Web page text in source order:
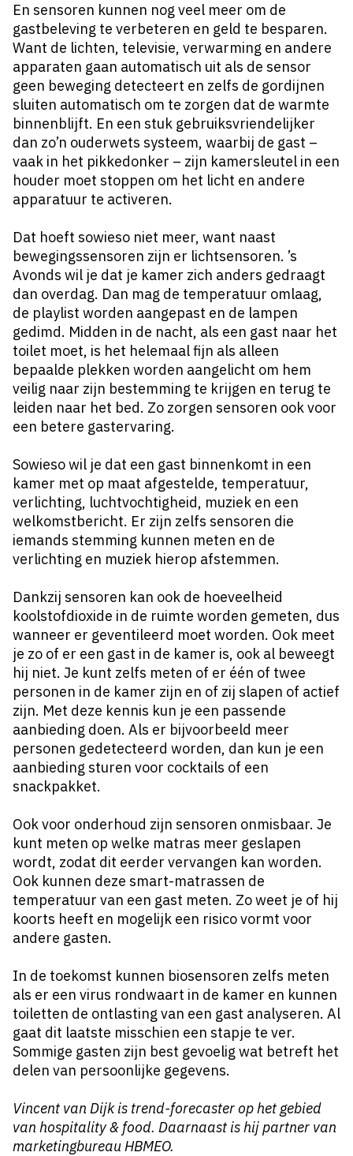
En sensoren kunnen nog veel meer om de
gastbeleving te verbeteren en geld te besparen.
Want de lichten, televisie, verwarming en andere
apparaten gaan automatisch uit als de sensor
geen beweging detecteert en zelfs de gordijnen
sluiten automatisch om te zorgen dat de warmte
binnenblijft. En een stuk gebruiksvriendelijker
dan zo’n ouderwets systeem, waarbij de gast –
vaak in het pikkedonker – zijn kamersleutel in een
houder moet stoppen om het licht en andere
apparatuur te activeren.
Dat hoeft sowieso niet meer, want naast
bewegingssensoren zijn er lichtsensoren. ’s
Avonds wil je dat je kamer zich anders gedraagt
dan overdag. Dan mag de temperatuur omlaag,
de playlist worden aangepast en de lampen
gedimd. Midden in de nacht, als een gast naar het
toilet moet, is het helemaal fijn als alleen
bepaalde plekken worden aangelicht om hem
veilig naar zijn bestemming te krijgen en terug te
leiden naar het bed. Zo zorgen sensoren ook voor
een betere gastervaring.
Sowieso wil je dat een gast binnenkomt in een
kamer met op maat afgestelde, temperatuur,
verlichting, luchtvochtigheid, muziek en een
welkomstbericht. Er zijn zelfs sensoren die
iemands stemming kunnen meten en de
verlichting en muziek hierop afstemmen.
Dankzij sensoren kan ook de hoeveelheid
koolstofdioxide in de ruimte worden gemeten, dus
wanneer er geventileerd moet worden. Ook meet
je zo of er een gast in de kamer is, ook al beweegt
hij niet. Je kunt zelfs meten of er één of twee
personen in de kamer zijn en of zij slapen of actief
zijn. Met deze kennis kun je een passende
aanbieding doen. Als er bijvoorbeeld meer
personen gedetecteerd worden, dan kun je een
aanbieding sturen voor cocktails of een
snackpakket.
Ook voor onderhoud zijn sensoren onmisbaar. Je
kunt meten op welke matras meer geslapen
wordt, zodat dit eerder vervangen kan worden.
Ook kunnen deze smart-matrassen de
temperatuur van een gast meten. Zo weet je of hij
koorts heeft en mogelijk een risico vormt voor
andere gasten.
In de toekomst kunnen biosensoren zelfs meten
als er een virus rondwaart in de kamer en kunnen
toiletten de ontlasting van een gast analyseren. Al
gaat dit laatste misschien een stapje te ver.
Sommige gasten zijn best gevoelig wat betreft het
delen van persoonlijke gegevens.
Vincent van Dijk is trend-forecaster op het gebied
van hospitality & food. Daarnaast is hij partner van
marketingbureau HBMEO.